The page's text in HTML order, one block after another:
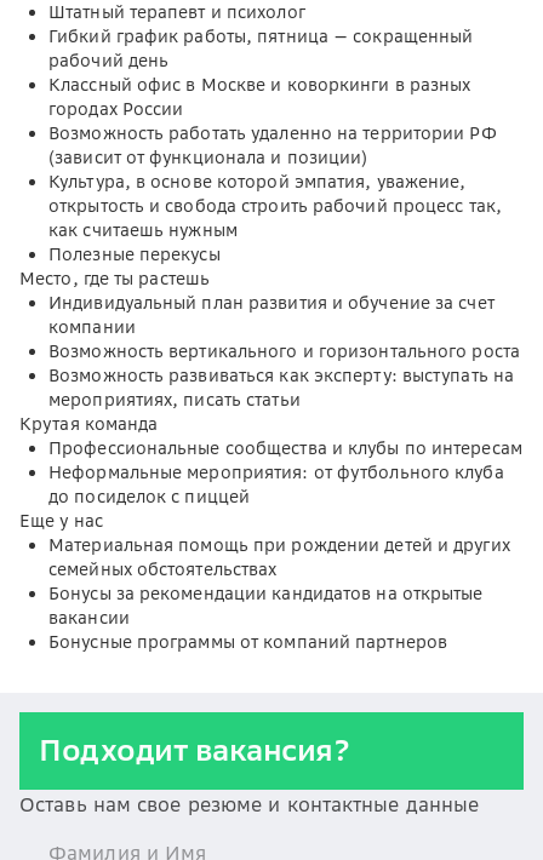
Штатный терапевт и психолог
Гибкий график работы, пятница — сокращенный
рабочий день
Классный офис в Москве и коворкинги в разных
городах России
Возможность работать удаленно на территории РФ
(зависит от функционала и позиции)
Культура, в основе которой эмпатия, уважение,
открытость и свобода строить рабочий процесс так,
как считаешь нужным
Полезные перекусы
Место, где ты растешь
Индивидуальный план развития и обучение за счет
компании
Возможность вертикального и горизонтального роста
Возможность развиваться как эксперту: выступать на
мероприятиях, писать статьи
Крутая команда
Профессиональные сообщества и клубы по интересам
Неформальные мероприятия: от футбольного клуба
до посиделок с пиццей
Еще у нас
Материальная помощь при рождении детей и других
семейных обстоятельствах
Бонусы за рекомендации кандидатов на открытые
вакансии
Бонусные программы от компаний партнеров
Подходит вакансия?
Оставь нам свое резюме и контактные данные